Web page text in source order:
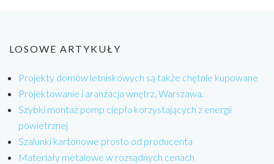
LOSOWE ARTYKUŁY
Projekty domów letniskowych są także chętnie kupowane
Projektowanie i aranżacja wnętrz, Warszawa.
Szybki montaż pomp ciepła korzystających z energii
powietrznej
Szalunki kartonowe prosto od producenta
Materiały metalowe w rozsądnych cenach